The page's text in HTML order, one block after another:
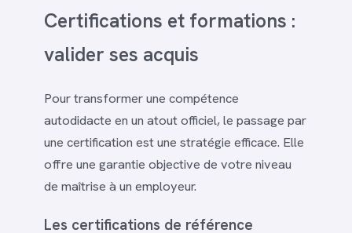
Certifications et formations :
valider ses acquis
Pour transformer une compétence
autodidacte en un atout officiel, le passage par
une certification est une stratégie efficace. Elle
offre une garantie objective de votre niveau
de maîtrise à un employeur.
Les certifications de référence